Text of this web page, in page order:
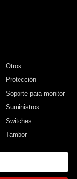
Otros
Protección
Soporte para monitor
Suministros
Switches
Tambor